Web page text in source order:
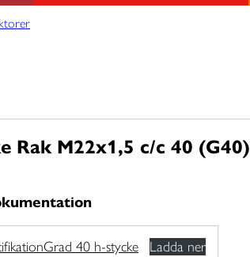
Rak M22x1,5 c/c 40 (G40)
40 h-stycke Ladda ner